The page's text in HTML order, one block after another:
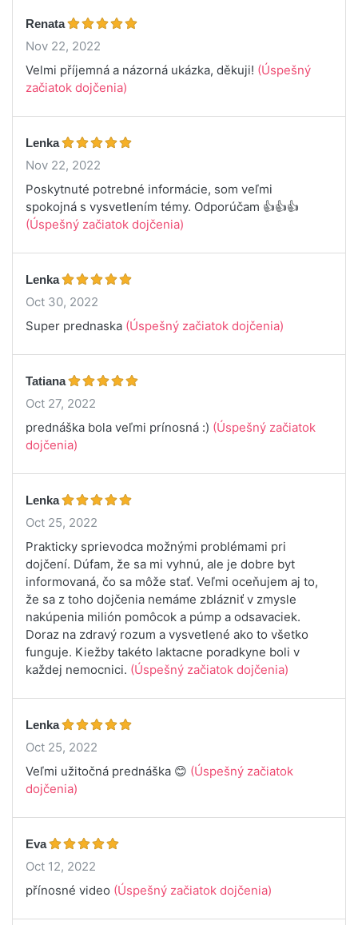
Renata
Nov 22, 2022
Velmi příjemná a názorná ukázka, děkuji! (Úspešný
začiatok dojčenia)
Lenka
Nov 22, 2022
Poskytnuté potrebné informácie, som veľmi
spokojná s vysvetlením témy. Odporúčam 👍👍👍
(Úspešný začiatok dojčenia)
Lenka
Oct 30, 2022
Super prednaska (Úspešný začiatok dojčenia)
Tatiana
Oct 27, 2022
prednáška bola veľmi prínosná :) (Úspešný začiatok
dojčenia)
Lenka
Oct 25, 2022
Prakticky sprievodca možnými problémami pri
dojčení. Dúfam, že sa mi vyhnú, ale je dobre byt
informovaná, čo sa môže stať. Veľmi oceňujem aj to,
že sa z toho dojčenia nemáme zblázniť v zmysle
nakúpenia milión pomôcok a púmp a odsavaciek.
Doraz na zdravý rozum a vysvetlené ako to všetko
funguje. Kiežby takéto laktacne poradkyne boli v
každej nemocnici. (Úspešný začiatok dojčenia)
Lenka
Oct 25, 2022
Veľmi užitočná prednáška 😊 (Úspešný začiatok
dojčenia)
Eva
Oct 12, 2022
přínosné video (Úspešný začiatok dojčenia)